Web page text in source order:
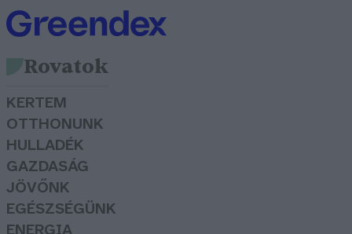
Rovatok
KERTEM
OTTHONUNK
HULLADÉK
GAZDASÁG
JÖVŐNK
EGÉSZSÉGÜNK
ENERGIA